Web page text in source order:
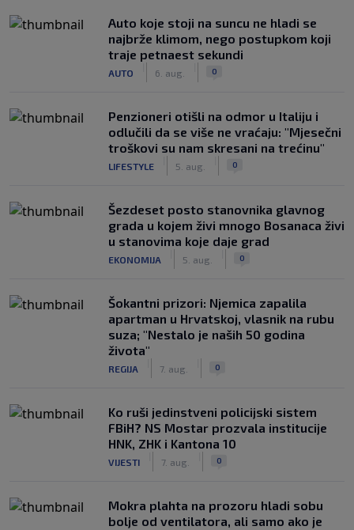
Auto koje stoji na suncu ne hladi se
najbrže klimom, nego postupkom koji
traje petnaest sekundi
AUTO 6. aug. 0
Penzioneri otišli na odmor u Italiju i
odlučili da se više ne vraćaju: "Mjesečni
troškovi su nam skresani na trećinu"
LIFESTYLE 5. aug. 0
Šezdeset posto stanovnika glavnog
grada u kojem živi mnogo Bosanaca živi
u stanovima koje daje grad
EKONOMIJA 5. aug. 0
Šokantni prizori: Njemica zapalila
apartman u Hrvatskoj, vlasnik na rubu
suza; "Nestalo je naših 50 godina
života"
REGIJA 7. aug. 0
Ko ruši jedinstveni policijski sistem
FBiH? NS Mostar prozvala institucije
HNK, ZHK i Kantona 10
VIJESTI 7. aug. 0
Mokra plahta na prozoru hladi sobu
bolje od ventilatora, ali samo ako je